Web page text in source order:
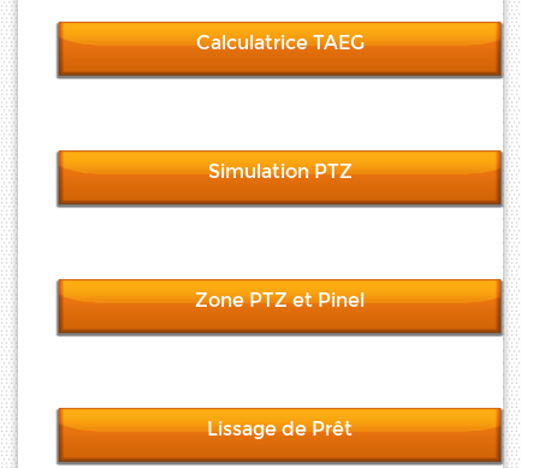
Calculatrice TAEG
Simulation PTZ
Zone PTZ et Pinel
Lissage de Prêt